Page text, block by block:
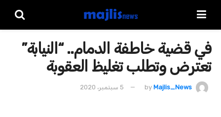
في قضية خاطفة الدمام.. “النيابة”
تعترض وتطلب تغليظ العقوبة
by Majlis_News 5 سبتمبر، 2020